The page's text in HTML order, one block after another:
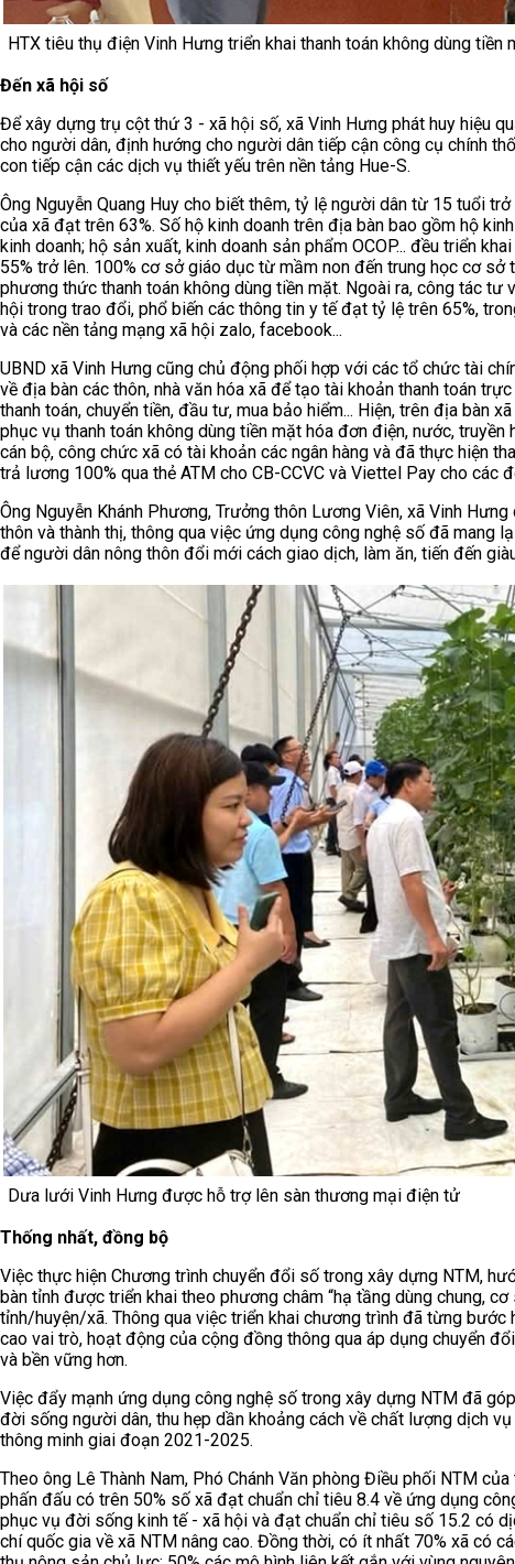
HTX tiêu thụ điện Vinh Hưng triển khai thanh toán không dùng tiền
Đến xã hội số
Để xây dựng trụ cột thứ 3 - xã hội số, xã Vinh Hưng phát huy hiệu
cho người dân, định hướng cho người dân tiếp cận công cụ chính
con tiếp cận các dịch vụ thiết yếu trên nền tảng Hue-S.
Ông Nguyễn Quang Huy cho biết thêm, tỷ lệ người dân từ 15 tuổi
của xã đạt trên 63%. Số hộ kinh doanh trên địa bàn bao gồm hộ
kinh doanh; hộ sản xuất, kinh doanh sản phẩm OCOP... đều triển
55% trở lên. 100% cơ sở giáo dục từ mầm non đến trung học cơ sở
phương thức thanh toán không dùng tiền mặt. Ngoài ra, công tác
hội trong trao đổi, phổ biến các thông tin y tế đạt tỷ lệ trên 65%,
và các nền tảng mạng xã hội zalo, facebook...
UBND xã Vinh Hưng cũng chủ động phối hợp với các tổ chức tài
về địa bàn các thôn, nhà văn hóa xã để tạo tài khoản thanh toán
thanh toán, chuyển tiền, đầu tư, mua bảo hiểm... Hiện, trên địa bàn
phục vụ thanh toán không dùng tiền mặt hóa đơn điện, nước,
cán bộ, công chức xã có tài khoản các ngân hàng và đã thực hiện
trả lương 100% qua thẻ ATM cho CB-CCVC và Viettel Pay cho các
Ông Nguyễn Khánh Phương, Trưởng thôn Lương Viên, xã Vinh
thôn và thành thị, thông qua việc ứng dụng công nghệ số đã mang
để người dân nông thôn đổi mới cách giao dịch, làm ăn, tiến đến
Dưa lưới Vinh Hưng được hỗ trợ lên sàn thương mại điện tử
Thống nhất, đồng bộ
Việc thực hiện Chương trình chuyển đổi số trong xây dựng NTM,
bàn tỉnh được triển khai theo phương châm “hạ tầng dùng chung,
tỉnh/huyện/xã. Thông qua việc triển khai chương trình đã từng bước
cao vai trò, hoạt động của cộng đồng thông qua áp dụng chuyển
và bền vững hơn.
Việc đẩy mạnh ứng dụng công nghệ số trong xây dựng NTM đã
đời sống người dân, thu hẹp dần khoảng cách về chất lượng dịch
thông minh giai đoạn 2021-2025.
Theo ông Lê Thành Nam, Phó Chánh Văn phòng Điều phối NTM
phấn đấu có trên 50% số xã đạt chuẩn chỉ tiêu 8.4 về ứng dụng
phục vụ đời sống kinh tế - xã hội và đạt chuẩn chỉ tiêu số 15.2 có
chí quốc gia về xã NTM nâng cao. Đồng thời, có ít nhất 70% xã có